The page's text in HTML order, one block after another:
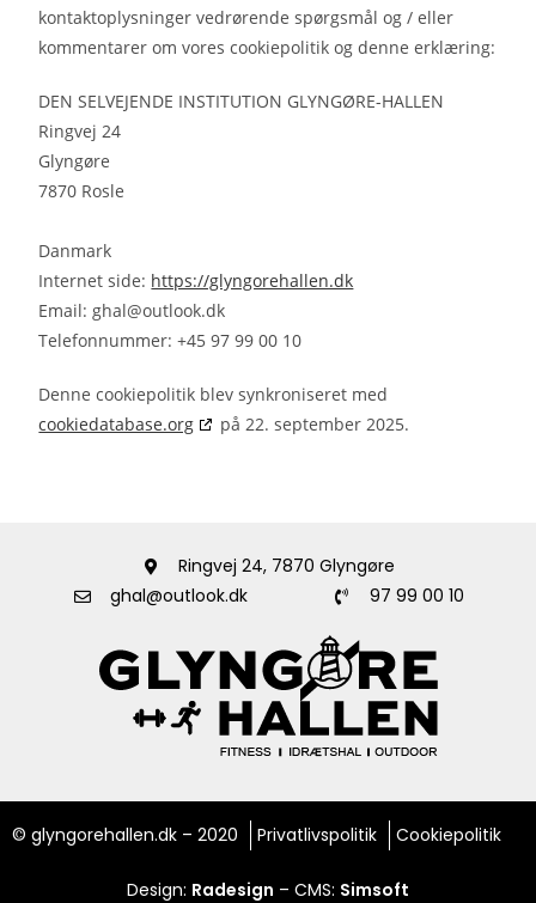
kontaktoplysninger vedrørende spørgsmål og / eller
kommentarer om vores cookiepolitik og denne erklæring:
DEN SELVEJENDE INSTITUTION GLYNGØRE-HALLEN
Ringvej 24
Glyngøre
7870 Rosle
Danmark
Internet side: https://glyngorehallen.dk
Email:kd.kooltuo@lahg
Telefonnummer: +45 97 99 00 10
Denne cookiepolitik blev synkroniseret med
cookiedatabase.org
på 22. september 2025.
Ringvej 24, 7870 Glyngøre
ghal@outlook.dk
97 99 00 10
© glyngorehallen.dk – 2020 Privatlivspolitik Cookiepolitik
Design: Radesign – CMS: Simsoft